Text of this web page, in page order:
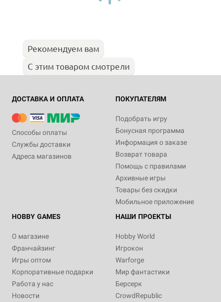
Рекомендуем вам
С этим товаром смотрели
ДОСТАВКА И ОПЛАТА
Способы оплаты
Службы доставки
Адреса магазинов
ПОКУПАТЕЛЯМ
Подобрать игру
Бонусная программа
Информация о заказе
Возврат товара
Помощь с правилами
Архивные игры
Товары без скидки
Мобильное приложение
HOBBY GAMES
О магазине
Франчайзинг
Игры оптом
Корпоративные подарки
Работа у нас
Новости
НАШИ ПРОЕКТЫ
Hobby World
Игрокон
Warforge
Мир фантастики
Берсерк
CrowdRepublic